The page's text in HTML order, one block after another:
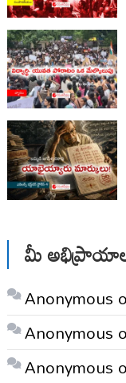
మీ
Anonymous
Anonymous
Anonymous